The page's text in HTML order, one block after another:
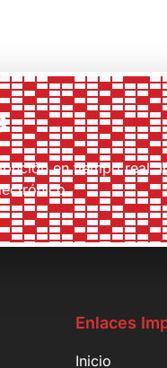
en tiempo real.
Enlaces
Inicio